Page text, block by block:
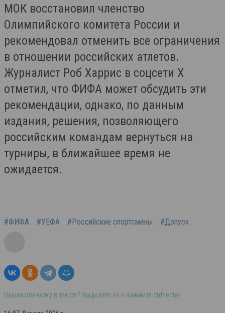
МОК восстановил членство
Олимпийского комитета России и
рекомендовал отменить все ограничения
в отношении российских атлетов.
Журналист Роб Харрис в соцсети Х
отметил, что ФИФА может обсудить эти
рекомендации, однако, по данным
издания, решения, позволяющего
российским командам вернуться на
турниры, в ближайшее время не
ожидается.
#ФИФА #УЕФА #Российские спортсмены #Допуск
Нашли опечатку в тексте? Выделите её и нажмите ctrl+enter